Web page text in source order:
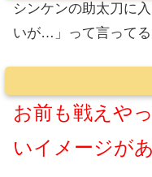
シンケンの助太刀に
いが…」って言って
お前も戦えや
いイメージが